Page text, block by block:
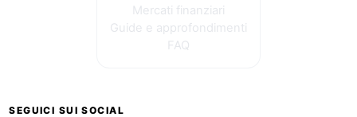
Mercati finanziari
Guide e approfondimenti
FAQ
SEGUICI SUI SOCIAL